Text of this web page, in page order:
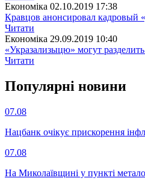
Економіка 02.10.2019 17:38
Кравцов анонсировал кадровый
Читати
Економіка 29.09.2019 10:40
«Укразализыцю» могут
Читати
Популярнi новини
07.08
Нацбанк очікує прискорення
07.08
На Миколаївщині у пункті